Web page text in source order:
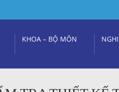
KHOA – BỘ MÔN